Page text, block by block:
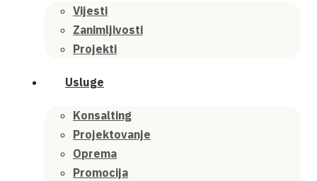
Vijesti
Zanimljivosti
Projekti
Usluge
Konsalting
Projektovanje
Oprema
Promocija